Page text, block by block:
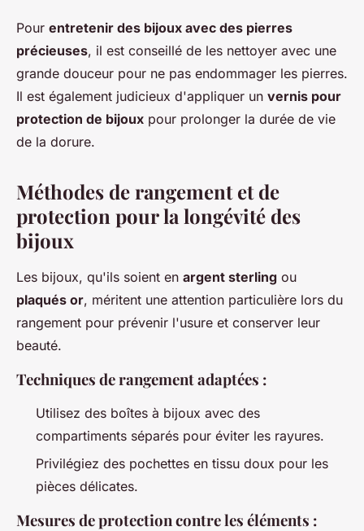
Pour entretenir des bijoux avec des pierres
précieuses, il est conseillé de les nettoyer avec une
grande douceur pour ne pas endommager les pierres.
Il est également judicieux d'appliquer un vernis pour
protection de bijoux pour prolonger la durée de vie
de la dorure.
Méthodes de rangement et de
protection pour la longévité des
bijoux
Les bijoux, qu'ils soient en argent sterling ou
plaqués or, méritent une attention particulière lors du
rangement pour prévenir l'usure et conserver leur
beauté.
Techniques de rangement adaptées :
Utilisez des boîtes à bijoux avec des
compartiments séparés pour éviter les rayures.
Privilégiez des pochettes en tissu doux pour les
pièces délicates.
Mesures de protection contre les éléments :